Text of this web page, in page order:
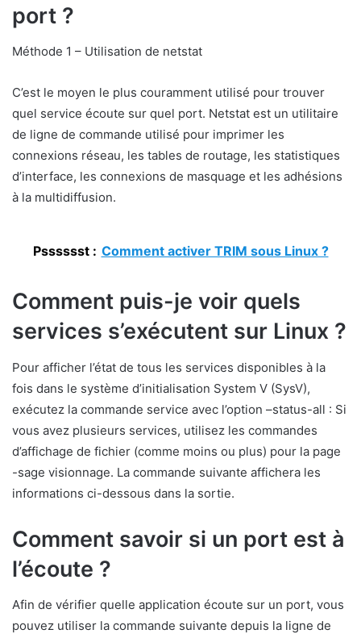
port ?
Méthode 1 – Utilisation de netstat
C’est le moyen le plus couramment utilisé pour trouver
quel service écoute sur quel port. Netstat est un utilitaire
de ligne de commande utilisé pour imprimer les
connexions réseau, les tables de routage, les statistiques
d’interface, les connexions de masquage et les adhésions
à la multidiffusion.
Psssssst : Comment activer TRIM sous Linux ?
Comment puis-je voir quels
services s’exécutent sur Linux ?
Pour afficher l’état de tous les services disponibles à la
fois dans le système d’initialisation System V (SysV),
exécutez la commande service avec l’option –status-all : Si
vous avez plusieurs services, utilisez les commandes
d’affichage de fichier (comme moins ou plus) pour la page
-sage visionnage. La commande suivante affichera les
informations ci-dessous dans la sortie.
Comment savoir si un port est à
l’écoute ?
Afin de vérifier quelle application écoute sur un port, vous
pouvez utiliser la commande suivante depuis la ligne de